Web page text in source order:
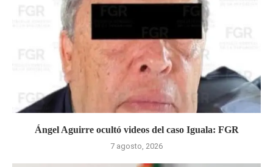
Ángel Aguirre ocultó videos del caso Iguala: FGR
7 agosto, 2026